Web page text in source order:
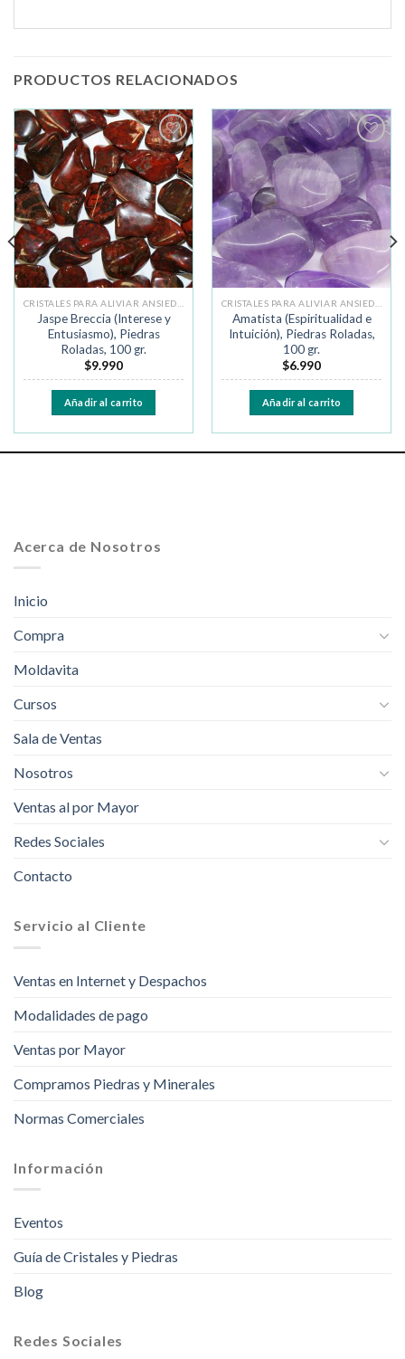
PRODUCTOS RELACIONADOS
Añadir
a la
lista de
deseos
Jaspe Breccia (Interese y
Entusiasmo), Piedras
Roladas, 100 gr.
$9.990
Añadir al carrito
Añadir
lista de
deseos
Amatista (Espiritualidad e
Intuición), Piedras Roladas,
100 gr.
$6.990
Añadir al carrito
Acerca de Nosotros
Inicio
Compra
Moldavita
Cursos
Sala de Ventas
Nosotros
Ventas al por Mayor
Redes Sociales
Contacto
Servicio al Cliente
Ventas en Internet y Despachos
Modalidades de pago
Ventas por Mayor
Compramos Piedras y Minerales
Normas Comerciales
Información
Eventos
Guía de Cristales y Piedras
Blog
Redes Sociales